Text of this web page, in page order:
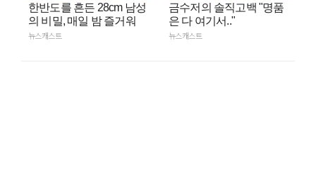
한반도를 흔든 28cm 남성
의 비밀, 매일 밤 즐거워
뉴스캐스트
금수저의 솔직고백 "명품
은 다 여기서.."
뉴스캐스트